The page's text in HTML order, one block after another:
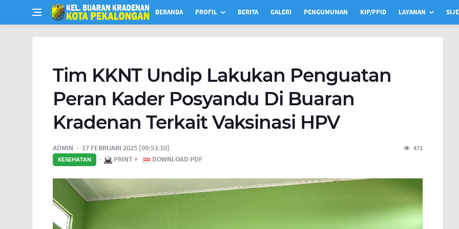
BERANDA PROFIL BERITA GALERI PENGUMUMAN KIP/PPID LAYANAN
Tim KKNT Undip Lakukan Penguatan
Peran Kader Posyandu Di Buaran
Kradenan Terkait Vaksinasi HPV
ADMIN 17 FEBRUARI 2025 [09:53:10] 471
KESEHATAN PRINT + DOWNLOAD PDF